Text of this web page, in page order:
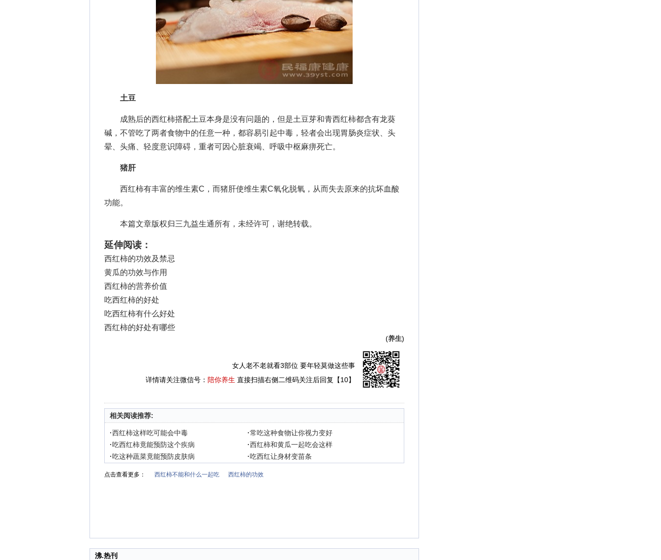
土豆
成熟后的西红柿搭配土豆本身是没有问题的，但是土豆芽和青西红柿都含有龙葵
碱，不管吃了两者食物中的任意一种，都容易引起中毒，轻者会出现胃肠炎症状、头
晕、头痛、轻度意识障碍，重者可因心脏衰竭、呼吸中枢麻痹死亡。
猪肝
西红柿有丰富的维生素C，而猪肝使维生素C氧化脱氧，从而失去原来的抗坏血酸
功能。
本篇文章版权归三九益生通所有，未经许可，谢绝转载。
延伸阅读：
西红柿的功效及禁忌
黄瓜的功效与作用
西红柿的营养价值
吃西红柿的好处
吃西红柿有什么好处
西红柿的好处有哪些
(养生)
女人老不老就看3部位 要年轻莫做这些事
详情请关注微信号： 陪你养生 直接扫描右侧二维码关注后回复【10】
相关阅读推荐:
·西红柿这样吃可能会中毒 ·常吃这种食物让你视力变好
·吃西红柿竟能预防这个疾病 ·西红柿和黄瓜一起吃会这样
·吃这种蔬菜竟能预防皮肤病 ·吃西红让身材变苗条
点击查看更多： 西红柿不能和什么一起吃 西红柿的功效
沸.热刊